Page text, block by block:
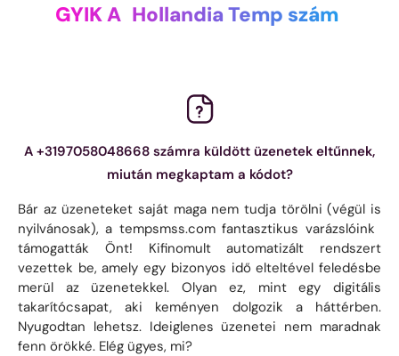
GYIK A Hollandia Temp szám
A +3197058048668 számra küldött üzenetek eltűnnek,
miután megkaptam a kódot?
Bár az üzeneteket saját maga nem tudja törölni (végül is
nyilvánosak), a tempsmss.com fantasztikus varázslóink ​​
támogatták Önt! Kifinomult automatizált rendszert
vezettek be, amely egy bizonyos idő elteltével feledésbe
merül az üzenetekkel. Olyan ez, mint egy digitális
takarítócsapat, aki keményen dolgozik a háttérben.
Nyugodtan lehetsz. Ideiglenes üzenetei nem maradnak
fenn örökké. Elég ügyes, mi?